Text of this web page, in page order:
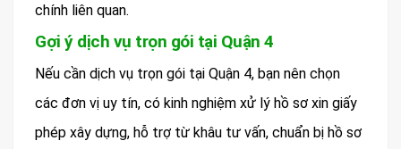
chính liên quan.
Gợi ý dịch vụ trọn gói tại Quận 4
Nếu cần dịch vụ trọn gói tại Quận 4, bạn nên chọn
các đơn vị uy tín, có kinh nghiệm xử lý hồ sơ xin giấy
phép xây dựng, hỗ trợ từ khâu tư vấn, chuẩn bị hồ sơ